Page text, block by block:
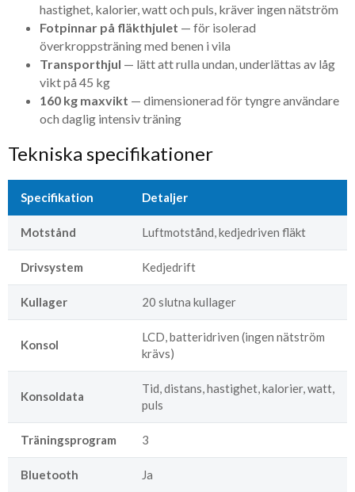
hastighet, kalorier, watt och puls, kräver ingen nätström
Fotpinnar på fläkthjulet — för isolerad
överkroppsträning med benen i vila
Transporthjul — lätt att rulla undan, underlättas av låg
vikt på 45 kg
160 kg maxvikt — dimensionerad för tyngre användare
och daglig intensiv träning
Tekniska specifikationer
Specifikation Detaljer
Motstånd Luftmotstånd, kedjedriven fläkt
Drivsystem Kedjedrift
Kullager 20 slutna kullager
Konsol
LCD, batteridriven (ingen nätström
krävs)
Konsoldata
Tid, distans, hastighet, kalorier, watt,
puls
Träningsprogram 3
Bluetooth Ja